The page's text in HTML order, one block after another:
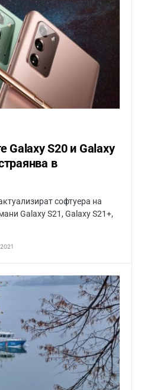
Galaxy S20 и Galaxy
в
софтуера на
Galaxy S21, Galaxy S21+,